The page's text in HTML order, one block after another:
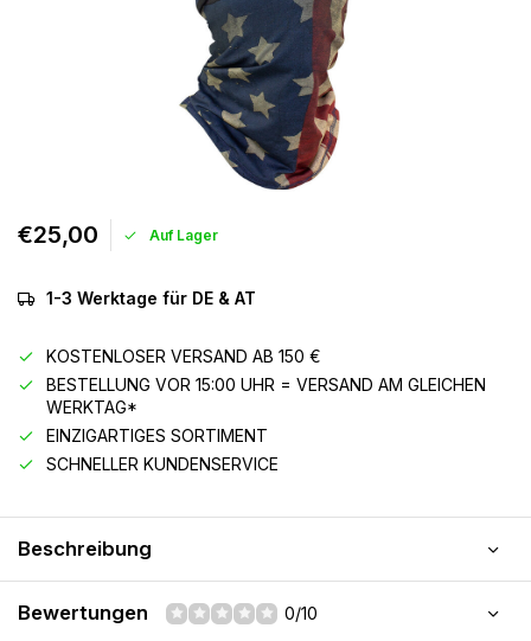
€25,00 Auf Lager
1-3 Werktage für DE & AT
KOSTENLOSER VERSAND AB 150 €
BESTELLUNG VOR 15:00 UHR = VERSAND AM GLEICHEN
WERKTAG*
EINZIGARTIGES SORTIMENT
SCHNELLER KUNDENSERVICE
Beschreibung
Bewertungen 0/10